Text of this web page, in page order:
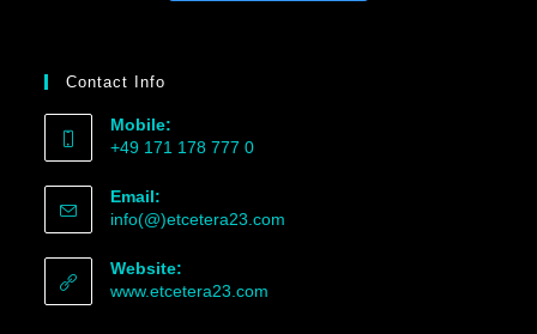
Contact Info
Mobile:
+49 171 178 777 0
Email:
info(@)etcetera23.com
Website:
www.etcetera23.com